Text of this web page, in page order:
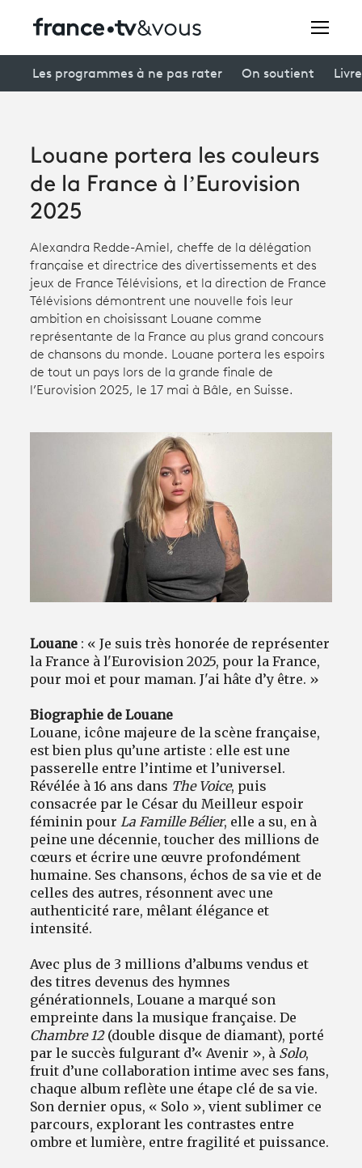
Creators
À la une
Participer et assister à une émission
À votre écoute
Programme tv
Les programmes à ne pas rater On soutient
Louane portera les couleurs
de la France à l’Eurovision
2025
Alexandra Redde-Amiel, cheffe de la délégation
française et directrice des divertissements et des
jeux de France Télévisions, et la direction de France
Télévisions démontrent une nouvelle fois leur
ambition en choisissant Louane comme
représentante de la France au plus grand concours
de chansons du monde. Louane portera les espoirs
de tout un pays lors de la grande finale de
l’Eurovision 2025, le 17 mai à Bâle, en Suisse.
Louane : « Je suis très honorée de représenter
la France à l'Eurovision 2025, pour la France,
pour moi et pour maman. J'ai hâte d’y être. »
Biographie de Louane
Louane, icône majeure de la scène française,
est bien plus qu’une artiste : elle est une
passerelle entre l’intime et l’universel.
Révélée à 16 ans dans The Voice, puis
consacrée par le César du Meilleur espoir
féminin pour La Famille Bélier, elle a su, en à
peine une décennie, toucher des millions de
cœurs et écrire une œuvre profondément
humaine. Ses chansons, échos de sa vie et de
celles des autres, résonnent avec une
authenticité rare, mêlant élégance et
intensité.
Avec plus de 3 millions d’albums vendus et
des titres devenus des hymnes
générationnels, Louane a marqué son
empreinte dans la musique française. De
Chambre 12(double disque de diamant), porté
par le succès fulgurant d’« Avenir », à Solo,
fruit d’une collaboration intime avec ses fans,
chaque album reflète une étape clé de sa vie.
Son dernier opus, « Solo », vient sublimer ce
parcours, explorant les contrastes entre
ombre et lumière, entre fragilité et puissance.